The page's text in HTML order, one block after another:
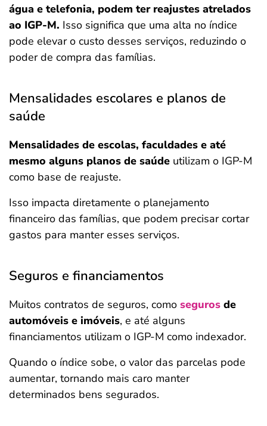
água e telefonia, podem ter reajustes atrelados
ao IGP-M. Isso significa que uma alta no índice
pode elevar o custo desses serviços, reduzindo o
poder de compra das famílias.
Mensalidades escolares e planos de
saúde
Mensalidades de escolas, faculdades e até
mesmo alguns planos de saúde utilizam o IGP-M
como base de reajuste.
Isso impacta diretamente o planejamento
financeiro das famílias, que podem precisar cortar
gastos para manter esses serviços.
Seguros e financiamentos
Muitos contratos de seguros, como seguros de
automóveis e imóveis, e até alguns
financiamentos utilizam o IGP-M como indexador.
Quando o índice sobe, o valor das parcelas pode
aumentar, tornando mais caro manter
determinados bens segurados.